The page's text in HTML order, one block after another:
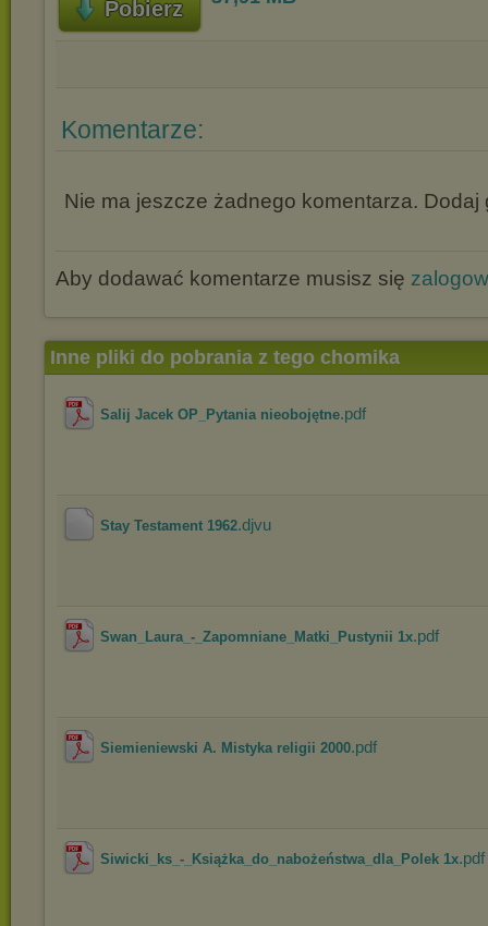
Pobierz
Komentarze:
Nie ma jeszcze żadnego komentarza. Dodaj
Aby dodawać komentarze musisz się
Inne pliki do pobrania z tego chomika
Salij Jacek OP_Pytania nieobojętne.pdf
Stay Testament 1962.djvu
Swan_Laura_-_Zapomniane_Matki_Pustynii 1x.pdf
Siemieniewski A. Mistyka religii 2000.pdf
Siwicki_ks_-_Książka_do_nabożeństwa_dla_Polek 1x.pdf